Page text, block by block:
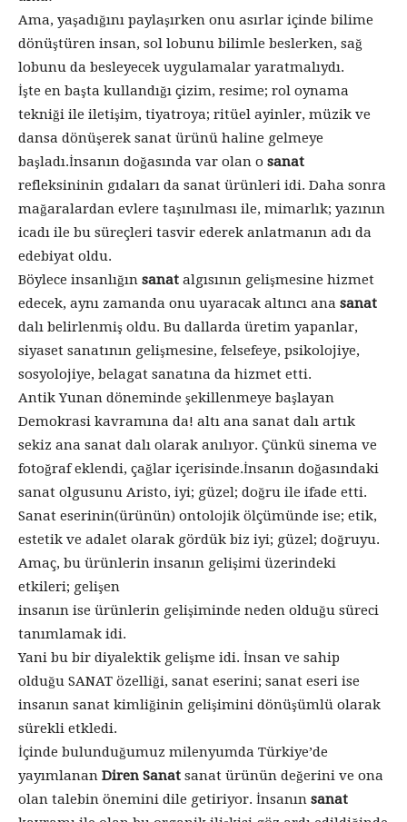
Ama, yaşadığını paylaşırken onu asırlar içinde bilime
dönüştüren insan, sol lobunu bilimle beslerken, sağ
lobunu da besleyecek uygulamalar yaratmalıydı.
İşte en başta kullandığı çizim, resime; rol oynama
tekniği ile iletişim, tiyatroya; ritüel ayinler, müzik ve
dansa dönüşerek sanat ürünü haline gelmeye
başladı.İnsanın doğasında var olan o sanat
refleksininin gıdaları da sanat ürünleri idi. Daha sonra
mağaralardan evlere taşınılması ile, mimarlık; yazının
icadı ile bu süreçleri tasvir ederek anlatmanın adı da
edebiyat oldu.
Böylece insanlığın sanat algısının gelişmesine hizmet
edecek, aynı zamanda onu uyaracak altıncı ana sanat
dalı belirlenmiş oldu. Bu dallarda üretim yapanlar,
siyaset sanatının gelişmesine, felsefeye, psikolojiye,
sosyolojiye, belagat sanatına da hizmet etti.
Antik Yunan döneminde şekillenmeye başlayan
Demokrasi kavramına da! altı ana sanat dalı artık
sekiz ana sanat dalı olarak anılıyor. Çünkü sinema ve
fotoğraf eklendi, çağlar içerisinde.İnsanın doğasındaki
sanat olgusunu Aristo, iyi; güzel; doğru ile ifade etti.
Sanat eserinin(ürünün) ontolojik ölçümünde ise; etik,
estetik ve adalet olarak gördük biz iyi; güzel; doğruyu.
Amaç, bu ürünlerin insanın gelişimi üzerindeki
etkileri; gelişen
insanın ise ürünlerin gelişiminde neden olduğu süreci
tanımlamak idi.
Yani bu bir diyalektik gelişme idi. İnsan ve sahip
olduğu SANAT özelliği, sanat eserini; sanat eseri ise
insanın sanat kimliğinin gelişimini dönüşümlü olarak
sürekli etkledi.
İçinde bulunduğumuz milenyumda Türkiye’de
yayımlanan Diren Sanat sanat ürünün değerini ve ona
olan talebin önemini dile getiriyor. İnsanın sanat